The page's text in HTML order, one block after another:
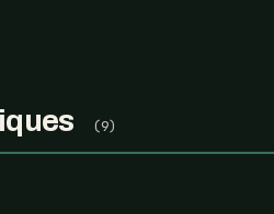
(9)